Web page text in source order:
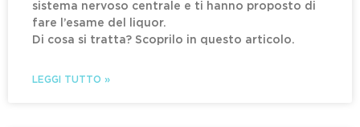
sistema nervoso centrale e ti hanno proposto di
fare l’esame del liquor.
Di cosa si tratta? Scoprilo in questo articolo.
LEGGI TUTTO »